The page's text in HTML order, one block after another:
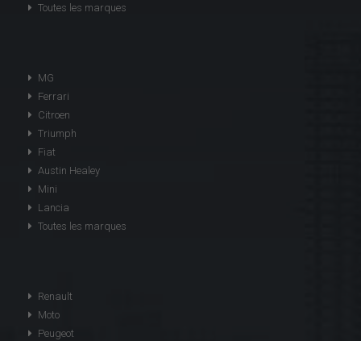
Toutes les marques
MG
Ferrari
Citroen
Triumph
Fiat
Austin Healey
Mini
Lancia
Toutes les marques
Renault
Moto
Peugeot